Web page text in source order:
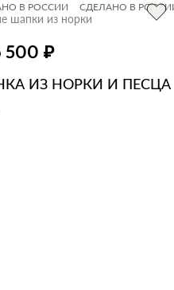
В РОССИИ
СДЕЛАНО В
шапки из норки
500 ₽
ИЗ НОРКИ И ПЕСЦА